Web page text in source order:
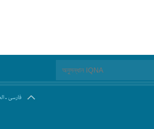
.فارسی